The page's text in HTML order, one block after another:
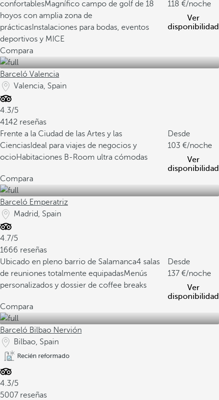
confortablesMagnífico campo de golf de 18
hoyos con amplia zona de
prácticas Instalaciones para bodas, eventos
deportivos y MICE
118
/noche
Ver
disponibilidad
Compara
Barceló Valencia
Valencia, Spain
4.3/5
4142 reseñas
Frente a la Ciudad de las Artes y las
Ciencias Ideal para viajes de negocios y
ocioHabitaciones B-Room ultra cómodas
Desde
103
/noche
Ver
disponibilidad
Compara
Barceló Emperatriz
Madrid, Spain
4.7/5
1666 reseñas
Ubicado en pleno barrio de Salamanca4 salas
de reuniones totalmente equipadasMenús
personalizados y dossier de coffee breaks
Desde
137
/noche
Ver
disponibilidad
Compara
Barceló Bilbao Nervión
Bilbao, Spain
Recién reformado
4.3/5
5007 reseñas